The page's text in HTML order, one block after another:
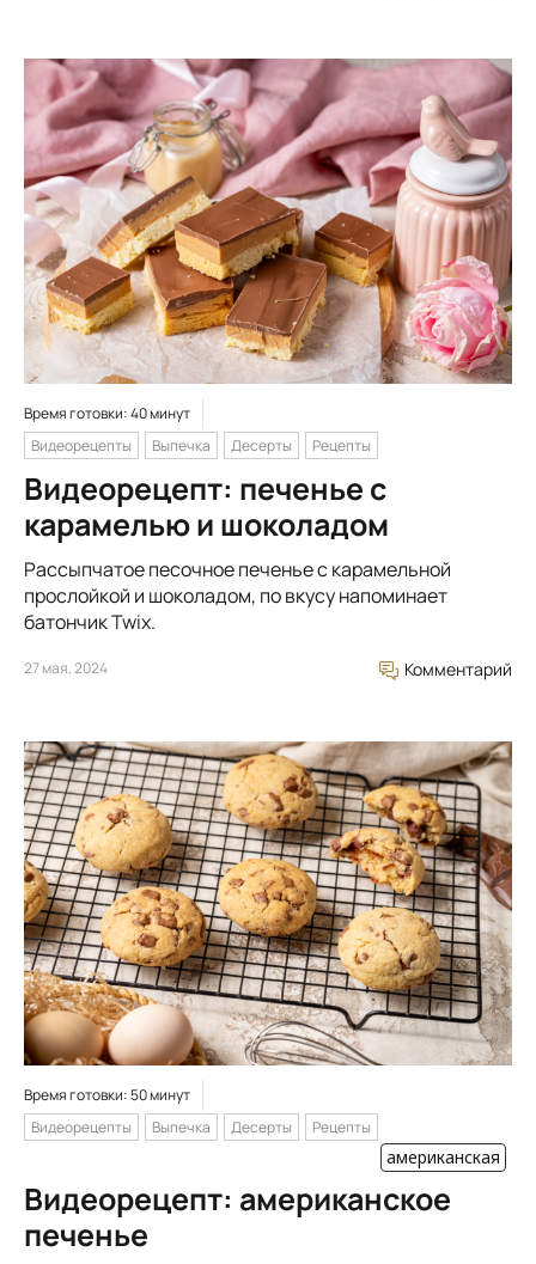
Время готовки: 40 минут
Видеорецепты
Выпечка Десерты Рецепты
Видеорецепт: печенье с
карамелью и шоколадом
Рассыпчатое песочное печенье с карамельной
прослойкой и шоколадом, по вкусу напоминает
батончик Twix.
27 мая, 2024 Комментарий
Время готовки: 50 минут
Видеорецепты
Выпечка Десерты Рецепты
американская
Видеорецепт: американское
печенье